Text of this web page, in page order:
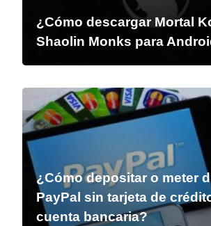
¿Cómo descargar Mortal
Shaolin Monks para
¿Cómo depositar o meter
PayPal sin tarjeta de
cuenta bancaria?